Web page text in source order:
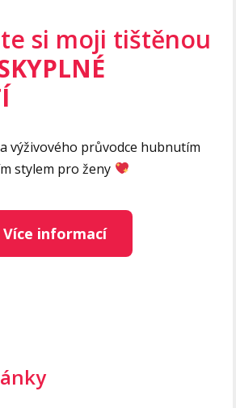
si moji tištěnou
výživového průvodce hubnutím
stylem pro ženy
Více informací